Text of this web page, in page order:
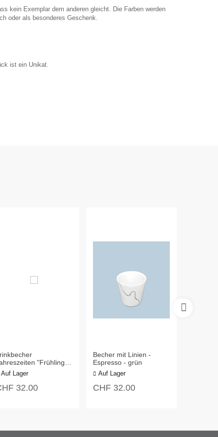
kein Exemplar dem anderen gleicht. Die Farben werden
oder als besonderes Geschenk.
ist ein Unikat.
"Frühling" -
Auf Lager
32.00
Becher mit Linien -
Espresso - grün
Auf Lager
CHF 32.00